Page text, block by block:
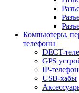
Компьютеры,
телефоны
DECT-
GPS
IP-
USB-хабы